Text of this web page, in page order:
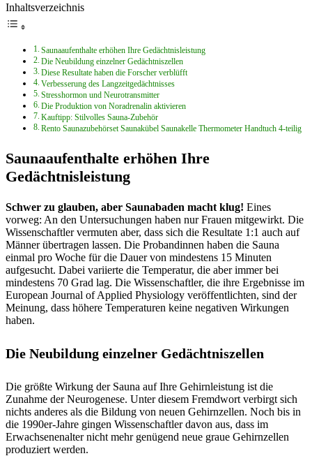
Inhaltsverzeichnis
Saunaaufenthalte erhöhen Ihre Gedächtnisleistung
Die Neubildung einzelner Gedächtniszellen
Diese Resultate haben die Forscher verblüfft
Verbesserung des Langzeitgedächtnisses
Stresshormon und Neurotransmitter
Die Produktion von Noradrenalin aktivieren
Kauftipp: Stilvolles Sauna-Zubehör
Rento Saunazubehörset Saunakübel Saunakelle Thermometer Handtuch 4-teilig
Saunaaufenthalte erhöhen Ihre
Gedächtnisleistung
Schwer zu glauben, aber Saunabaden macht klug! Eines
vorweg: An den Untersuchungen haben nur Frauen mitgewirkt. Die
Wissenschaftler vermuten aber, dass sich die Resultate 1:1 auch auf
Männer übertragen lassen. Die Probandinnen haben die Sauna
einmal pro Woche für die Dauer von mindestens 15 Minuten
aufgesucht. Dabei variierte die Temperatur, die aber immer bei
mindestens 70 Grad lag. Die Wissenschaftler, die ihre Ergebnisse im
European Journal of Applied Physiology veröffentlichten, sind der
Meinung, dass höhere Temperaturen keine negativen Wirkungen
haben.
Die Neubildung einzelner Gedächtniszellen
Die größte Wirkung der Sauna auf Ihre Gehirnleistung ist die
Zunahme der Neurogenese. Unter diesem Fremdwort verbirgt sich
nichts anderes als die Bildung von neuen Gehirnzellen. Noch bis in
die 1990er-Jahre gingen Wissenschaftler davon aus, dass im
Erwachsenenalter nicht mehr genügend neue graue Gehirnzellen
produziert werden.